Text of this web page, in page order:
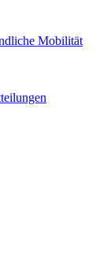
Mobilität